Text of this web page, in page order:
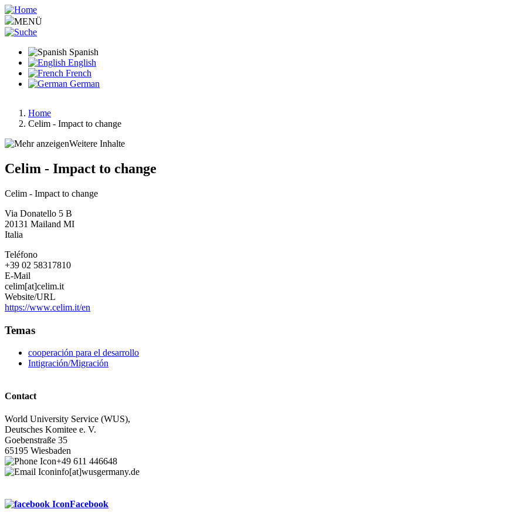
Pasar
al
contenido
MENÜ
Spanish
English
French
German
Ruta
de
Home
Celim - Impact to change
Weitere Inhalte
Celim - Impact to change
Celim - Impact to change
Via Donatello 5 B
20131 Mailand MI
Italia
Teléfono
+39 02 58317810
E-Mail
celim[at]celim.it
Website/URL
https://www.celim.it/en
Temas
cooperación para el desarrollo
Intigración/Migración
Contact
World University Service (WUS),
Deutsches Komitee e. V.
Goebenstraße 35
65195 Wiesbaden
+49 611 446648
info[at]wusgermany.de
Facebook